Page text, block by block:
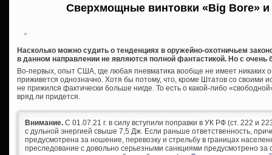
Сверхмощные винтовки «Big Bore» и
Насколько можно судить о тенденциях в оружейно-охотничьем
в данном направлении не являются полной фантастикой. Но с очень
Во-первых, опыт США, где любая пневматика вообще не имеет никаких
приживется однозначно. Хотя бы потому, что, кроме Штатов со своими
не прижился фактически больше нигде. То есть о какой-либо
вряд ли придется.
Внимание. С 01.07.21 г. в силу вступили поправки в УК РФ (ст. 222 и
с дульной энергией свыше 7,5 Дж. Если раньше ответственность,
предусмотрена за ношение, перевозку и стрельбу в границах
преследование с довольно серьезными санкциями предусмотрено за